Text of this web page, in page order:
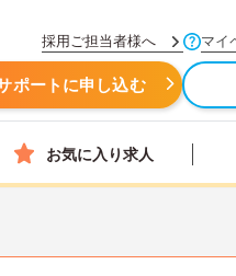
採用ご担当者様へ マイ
ポートに申し込む
お気に入り求人